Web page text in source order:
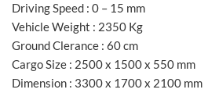
Driving Speed : 0 – 15 mm
Vehicle Weight : 2350 Kg
Ground Clerance : 60 cm
Cargo Size : 2500 x 1500 x 550 mm
Dimension : 3300 x 1700 x 2100 mm